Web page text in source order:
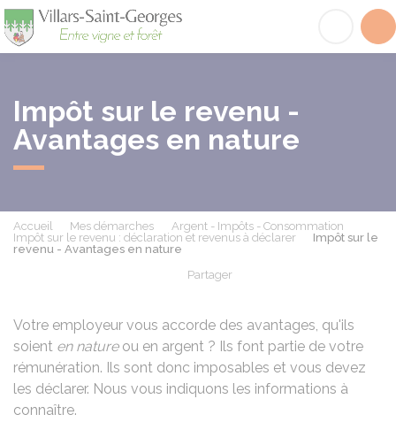
Impôt sur le revenu -
Avantages en nature
Accueil Mes démarches
Argent - Impôts - Consommation
Impôt sur le revenu : déclaration et revenus à déclarer
Impôt sur le
revenu - Avantages en nature
Partager
Votre employeur vous accorde des avantages, qu'ils
soient en natureou en argent ? Ils font partie de votre
rémunération. Ils sont donc imposables et vous devez
les déclarer. Nous vous indiquons les informations à
connaître.